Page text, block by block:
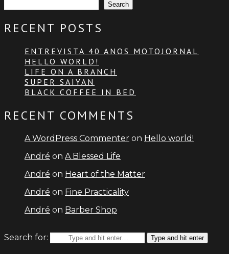
Search
RECENT POSTS
ENTREVISTA 40 ANOS MOTOJORNAL
HELLO WORLD!
LIFE ON A BRANCH
SUPER SAIYAN
BLACK COFFEE IN BED
RECENT COMMENTS
A WordPress Commenter on Hello world!
André on A Blessed Life
André on Heart of the Matter
André on Fine Practicality
André on Barber Shop
Search for: Type and hit enter